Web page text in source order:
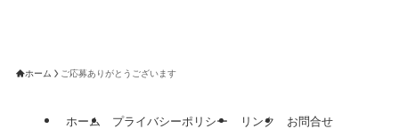
ホーム ご応募ありがとうございます
ホーム プライバシーポリシー リンク お問合せ